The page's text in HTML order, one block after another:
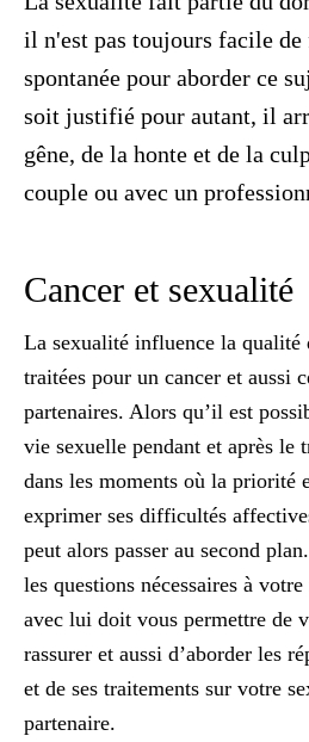
il n'est pas toujours facile de
spontanée pour aborder ce
soit justifié pour autant, il
gêne, de la honte et de la
couple ou avec un
Cancer et sexualité
La sexualité influence la qualité
traitées pour un cancer et aussi
partenaires. Alors qu’il est
vie sexuelle pendant et après le
dans les moments où la priorité
exprimer ses difficultés
peut alors passer au second
les questions nécessaires à
avec lui doit vous permettre de
rassurer et aussi d’aborder les
et de ses traitements sur votre
partenaire.